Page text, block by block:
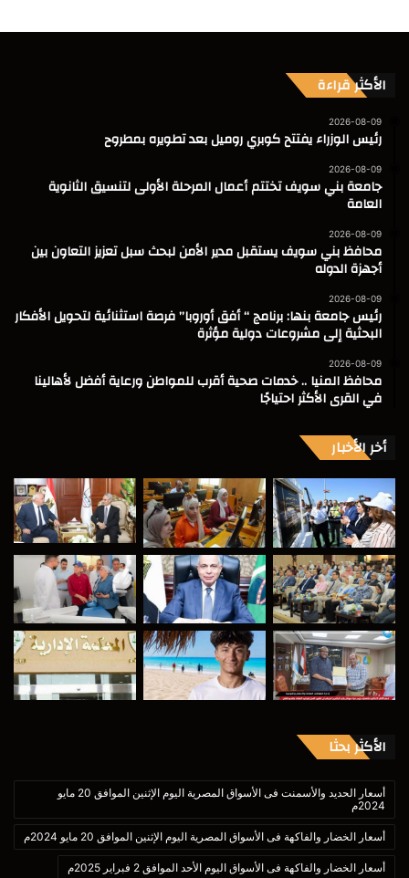
الأكثر قراءة
2026-08-09
رئيس الوزراء يفتتح كوبري روميل بعد تطويره بمطروح
2026-08-09
جامعة بني سويف تختتم أعمال المرحلة الأولى لتنسيق الثانوية
العامة
2026-08-09
محافظ بني سويف يستقبل مدير الأمن لبحث سبل تعزيز التعاون بين
أجهزة الدوله
2026-08-09
رئيس جامعة بنها: برنامج “ أفق أوروبا” فرصة استثنائية لتحويل الأفكار
البحثية إلى مشروعات دولية مؤثرة
2026-08-09
محافظ المنيا .. خدمات صحية أقرب للمواطن ورعاية أفضل لأهالينا
في القرى الأكثر احتياجًا
أخر الأخبار
الأكثر بحثا
أسعار الحديد والأسمنت فى الأسواق المصرية اليوم الإثنين الموافق 20 مايو
2024م
أسعار الخضار والفاكهة فى الأسواق المصرية اليوم الإثنين الموافق 20 مايو 2024م
أسعار الخضار والفاكهة فى الأسواق اليوم الأحد الموافق 2 فبراير 2025م